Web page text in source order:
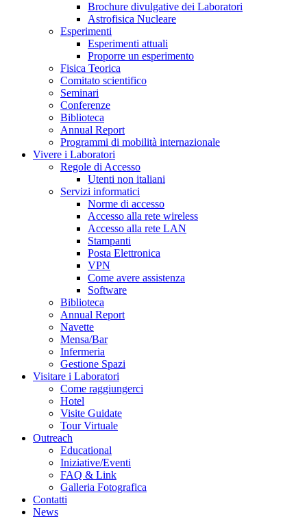
Brochure divulgative dei Laboratori
Astrofisica Nucleare
Esperimenti
Esperimenti attuali
Proporre un esperimento
Fisica Teorica
Comitato scientifico
Seminari
Conferenze
Biblioteca
Annual Report
Programmi di mobilità internazionale
Vivere i Laboratori
Regole di Accesso
Utenti non italiani
Servizi informatici
Norme di accesso
Accesso alla rete wireless
Accesso alla rete LAN
Stampanti
Posta Elettronica
VPN
Come avere assistenza
Software
Biblioteca
Annual Report
Navette
Mensa/Bar
Infermeria
Gestione Spazi
Visitare i Laboratori
Come raggiungerci
Hotel
Visite Guidate
Tour Virtuale
Outreach
Educational
Iniziative/Eventi
FAQ & Link
Galleria Fotografica
Contatti
News